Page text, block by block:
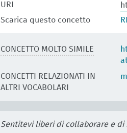
URI
Scarica questo concetto
CONCETTO MOLTO SIMILE
CONCETTI RELAZIONATI IN
ALTRI VOCABOLARI
Sentitevi liberi di collaborare e di